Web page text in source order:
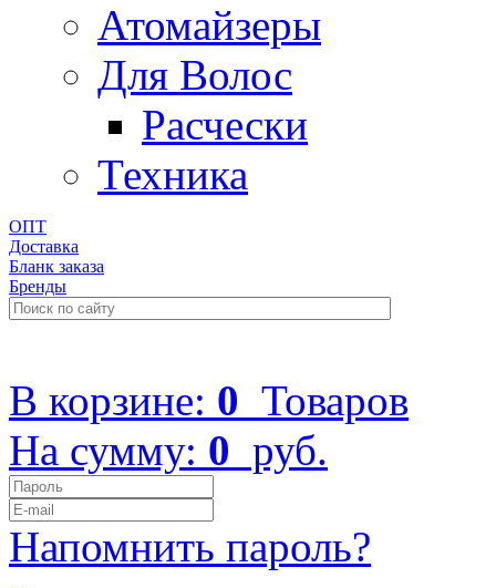
Атомайзеры
Для Волос
Расчески
Техника
ОПТ
Доставка
Бланк заказа
Бренды
В корзине: 0 Товаров
На сумму: 0 руб.
Напомнить пароль?